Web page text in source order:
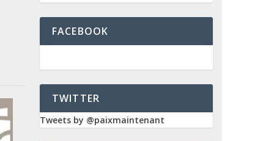
FACEBOOK
TWITTER
Tweets by @paixmaintenant